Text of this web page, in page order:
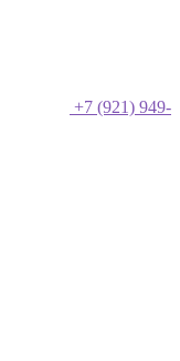
+7 (921) 949-